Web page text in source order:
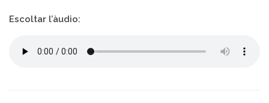
English
Escoltar l’àudio: